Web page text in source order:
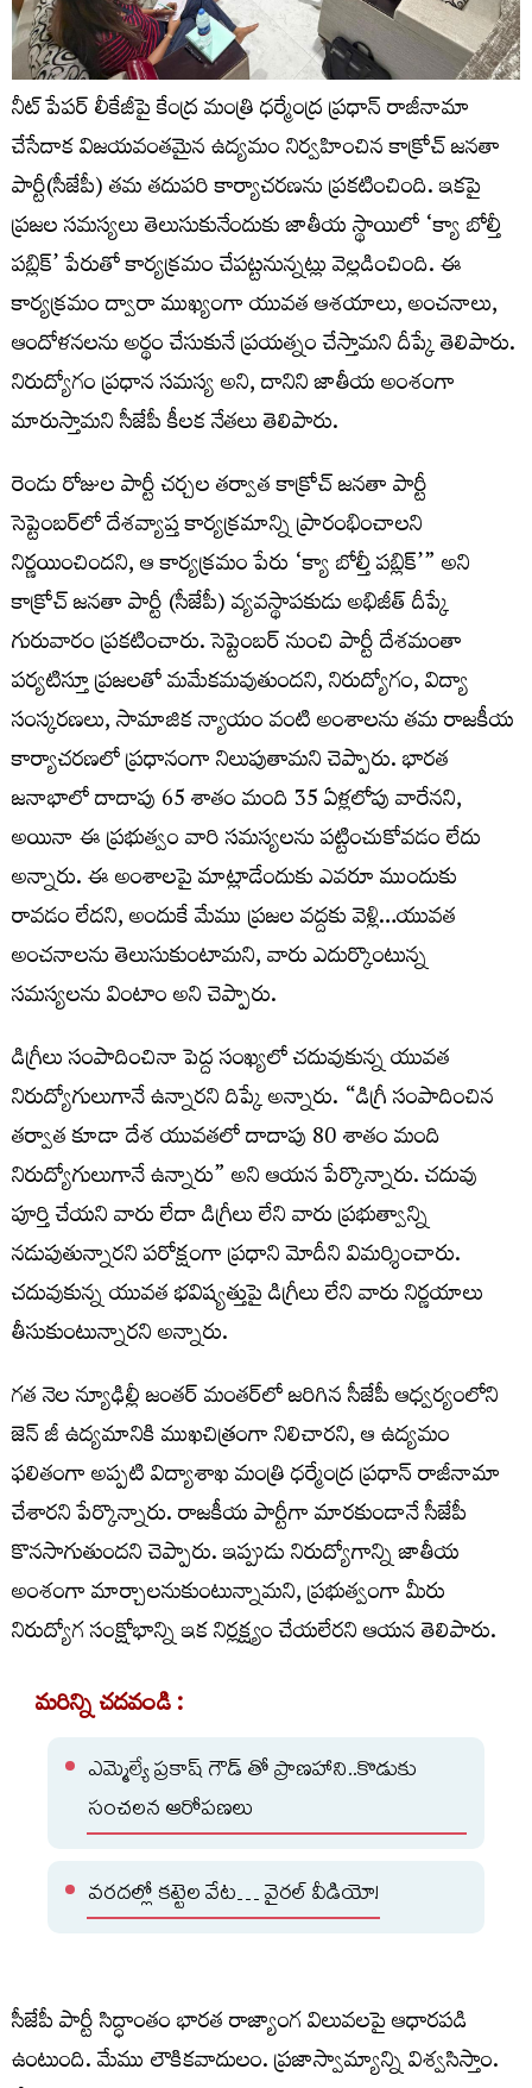
నీట్ పేపర్ లీకేజీపై కేంద్ర మంత్రి ధర్మేంద్ర ప్రధాన్ రాజీనామా
చేసేదాక విజయవంతమైన ఉద్యమం నిర్వహించిన కాక్రోచ్‌ జనతా
పార్టీ(సీజేపీ) తమ తదుపరి కార్యాచరణను ప్రకటించింది. ఇకపై
ప్రజల సమస్యలు తెలుసుకునేందుకు జాతీయ స్థాయిలో ‘క్యా బోల్తీ
పబ్లిక్‌’ పేరుతో కార్యక్రమం చేపట్టనున్నట్లు వెల్లడించింది. ఈ
కార్యక్రమం ద్వారా ముఖ్యంగా యువత ఆశయాలు, అంచనాలు,
ఆందోళనలను అర్థం చేసుకునే ప్రయత్నం చేస్తామని దీప్కే తెలిపారు.
నిరుద్యోగం ప్రధాన సమస్య అని, దానిని జాతీయ అంశంగా
మారుస్తామని సీజేపీ కీలక నేతలు తెలిపారు.
రెండు రోజుల పార్టీ చర్చల తర్వాత కాక్రోచ్ జనతా పార్టీ
సెప్టెంబర్‌లో దేశవ్యాప్త కార్యక్రమాన్ని ప్రారంభించాలని
నిర్ణయించిందని, ఆ కార్యక్రమం పేరు ‘క్యా బోల్తీ పబ్లిక్’” అని
కాక్రోచ్ జనతా పార్టీ (సీజేపీ) వ్యవస్థాపకుడు అభిజీత్ దీప్కే
గురువారం ప్రకటించారు. సెప్టెంబర్ నుంచి పార్టీ దేశమంతా
పర్యటిస్తూ ప్రజలతో మమేకమవుతుందని, నిరుద్యోగం, విద్యా
సంస్కరణలు, సామాజిక న్యాయం వంటి అంశాలను తమ రాజకీయ
కార్యాచరణలో ప్రధానంగా నిలుపుతామని చెప్పారు. భారత
జనాభాలో దాదాపు 65 శాతం మంది 35 ఏళ్లలోపు వారేనని,
అయినా ఈ ప్రభుత్వం వారి సమస్యలను పట్టించుకోవడం లేదు
అన్నారు. ఈ అంశాలపై మాట్లాడేందుకు ఎవరూ ముందుకు
రావడం లేదని, అందుకే మేము ప్రజల వద్దకు వెళ్లి…యువత
అంచనాలను తెలుసుకుంటామని, వారు ఎదుర్కొంటున్న
సమస్యలను వింటాం అని చెప్పారు.
డిగ్రీలు సంపాదించినా పెద్ద సంఖ్యలో చదువుకున్న యువత
నిరుద్యోగులుగానే ఉన్నారని దిప్కే అన్నారు. “డిగ్రీ సంపాదించిన
తర్వాత కూడా దేశ యువతలో దాదాపు 80 శాతం మంది
నిరుద్యోగులుగానే ఉన్నారు” అని ఆయన పేర్కొన్నారు. చదువు
పూర్తి చేయని వారు లేదా డిగ్రీలు లేని వారు ప్రభుత్వాన్ని
నడుపుతున్నారని పరోక్షంగా ప్రధాని మోదీని విమర్శించారు.
చదువుకున్న యువత భవిష్యత్తుపై డిగ్రీలు లేని వారు నిర్ణయాలు
తీసుకుంటున్నారని అన్నారు.
గత నెల న్యూఢిల్లీ జంతర్ మంతర్‌లో జరిగిన సీజేపీ ఆధ్వర్యంలోని
జెన్ జీ ఉద్యమానికి ముఖచిత్రంగా నిలిచారని, ఆ ఉద్యమం
ఫలితంగా అప్పటి విద్యాశాఖ మంత్రి ధర్మేంద్ర ప్రధాన్ రాజీనామా
చేశారని పేర్కొన్నారు. రాజకీయ పార్టీగా మారకుండానే సీజేపీ
కొనసాగుతుందని చెప్పారు. ఇప్పుడు నిరుద్యోగాన్ని జాతీయ
అంశంగా మార్చాలనుకుంటున్నామని, ప్రభుత్వంగా మీరు
నిరుద్యోగ సంక్షోభాన్ని ఇక నిర్లక్ష్యం చేయలేరని ఆయన తెలిపారు.
మరిన్ని చదవండి :
ఎమ్మెల్యే ప్రకాష్ గౌడ్ తో ప్రాణహాని..కొడుకు
సంచలన ఆరోపణలు
వరదల్లో కట్టెల వేట… వైరల్ వీడియో!
సీజేపీ పార్టీ సిద్ధాంతం భారత రాజ్యాంగ విలువలపై ఆధారపడి
ఉంటుంది. మేము లౌకికవాదులం. ప్రజాస్వామ్యాన్ని విశ్వసిస్తాం.